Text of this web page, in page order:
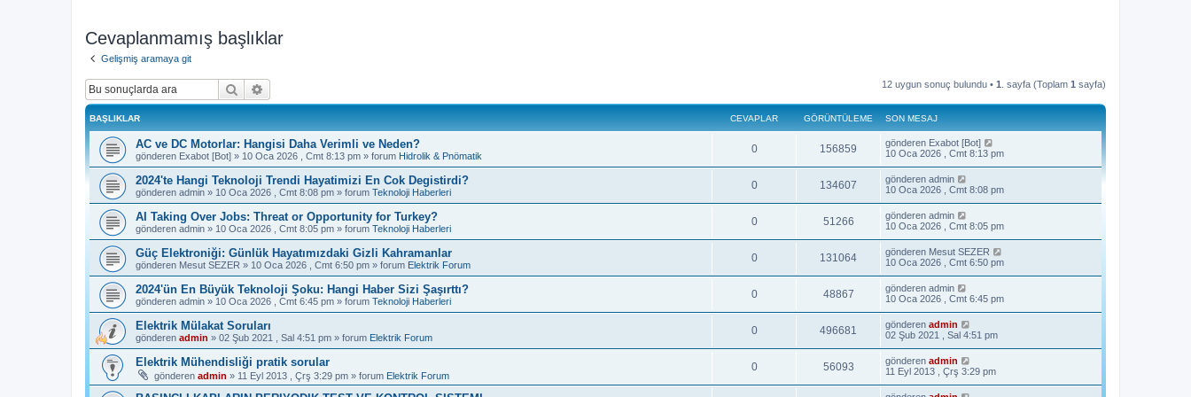
Cevaplanmamış başlıklar
Gelişmiş aramaya git
Ara 12 uygun sonuç bulundu • 1 . sayfa (Toplam 1 sayfa)
BAŞLIKLAR CEVAPLAR GÖRÜNTÜLEME SON MESAJ
AC ve DC Motorlar: Hangisi Daha Verimli ve Neden?
gönderen Exabot [Bot] » 10 Oca 2026 , Cmt 8:13 pm » forum Hidrolik & Pnömatik
0 156859 gönderen Exabot [Bot]
10 Oca 2026 , Cmt 8:13 pm
2024'te Hangi Teknoloji Trendi Hayatimizi En Cok Degistirdi?
gönderen admin » 10 Oca 2026 , Cmt 8:08 pm » forum Teknoloji Haberleri
0 134607 gönderen admin
10 Oca 2026 , Cmt 8:08 pm
AI Taking Over Jobs: Threat or Opportunity for Turkey?
gönderen admin » 10 Oca 2026 , Cmt 8:05 pm » forum Teknoloji Haberleri
0 51266 gönderen admin
10 Oca 2026 , Cmt 8:05 pm
Güç Elektroniği: Günlük Hayatımızdaki Gizli Kahramanlar
gönderen Mesut SEZER » 10 Oca 2026 , Cmt 6:50 pm » forum Elektrik Forum
0 131064 gönderen Mesut SEZER
10 Oca 2026 , Cmt 6:50 pm
2024'ün En Büyük Teknoloji Şoku: Hangi Haber Sizi Şaşırttı?
gönderen admin » 10 Oca 2026 , Cmt 6:45 pm » forum Teknoloji Haberleri
0 48867 gönderen admin
10 Oca 2026 , Cmt 6:45 pm
Elektrik Mülakat Soruları
gönderen admin » 02 Şub 2021 , Sal 4:51 pm » forum Elektrik Forum
0 496681 gönderen admin
02 Şub 2021 , Sal 4:51 pm
Elektrik Mühendisliği pratik sorular
gönderen admin » 11 Eyl 2013 , Çrş 3:29 pm » forum Elektrik Forum
0 56093 gönderen admin
11 Eyl 2013 , Çrş 3:29 pm